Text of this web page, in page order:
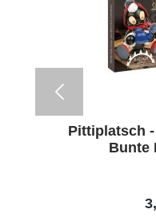
Pittiplatsch
Bunte